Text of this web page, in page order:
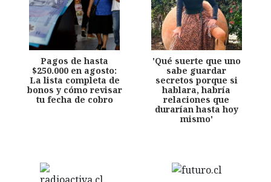
Pagos de hasta
$250.000 en agosto:
La lista completa de
bonos y cómo revisar
tu fecha de cobro
'Qué suerte que uno
sabe guardar
secretos porque si
hablara, habría
relaciones que
durarían hasta hoy
mismo'